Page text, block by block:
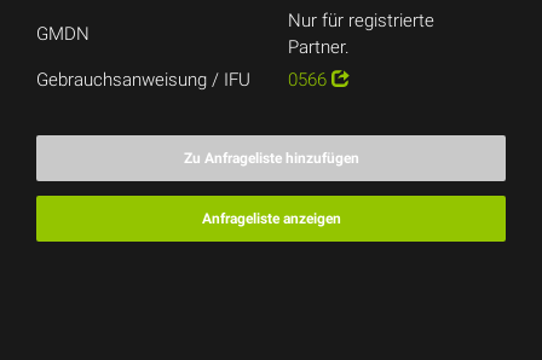
GMDN
Nur für registrierte
Partner.
Gebrauchsanweisung / IFU
0566
Zu Anfrageliste hinzufügen
Anfrageliste anzeigen